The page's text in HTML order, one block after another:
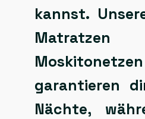
kannst.
Moskitonetzen
garantieren
Nächte,